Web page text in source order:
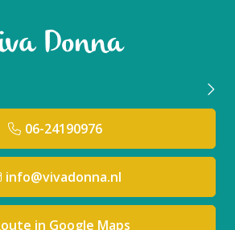
06-24190976
info@vivadonna.nl
in Google Maps